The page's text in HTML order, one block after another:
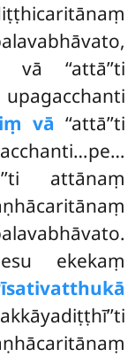
vā ‘‘attā’’ti
vā ‘‘attā’’ti
attānaṃ
ekekaṃ